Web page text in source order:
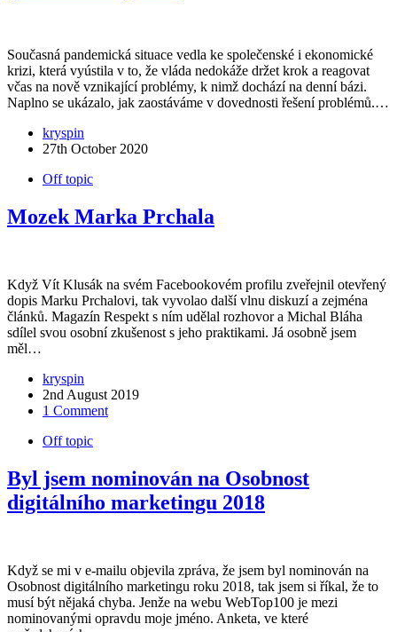
Současná pandemická situace vedla ke společenské i ekonomické
krizi, která vyústila v to, že vláda nedokáže držet krok a reagovat
včas na nově vznikající problémy, k nimž dochází na denní bázi.
Naplno se ukázalo, jak zaostáváme v dovednosti řešení problémů.…
kryspin
27th October 2020
Off topic
Mozek Marka Prchala
Když Vít Klusák na svém Facebookovém profilu zveřejnil otevřený
dopis Marku Prchalovi, tak vyvolao další vlnu diskuzí a zejména
článků. Magazín Respekt s ním udělal rozhovor a Michal Bláha
sdílel svou osobní zkušenost s jeho praktikami. Já osobně jsem
měl…
kryspin
2nd August 2019
1 Comment
Off topic
Byl jsem nominován na Osobnost
digitálního marketingu 2018
Když se mi v e-mailu objevila zpráva, že jsem byl nominován na
Osobnost digitálního marketingu roku 2018, tak jsem si říkal, že to
musí být nějaká chyba. Jenže na webu WebTop100 je mezi
nominovanými opravdu moje jméno. Anketa, ve které